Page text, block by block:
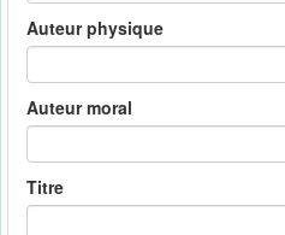
Auteur physique
Auteur moral
Titre